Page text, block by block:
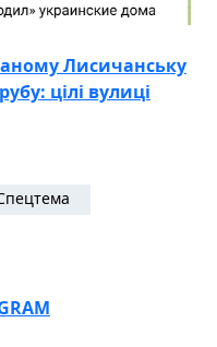
Лисичанську
цілі вулиці